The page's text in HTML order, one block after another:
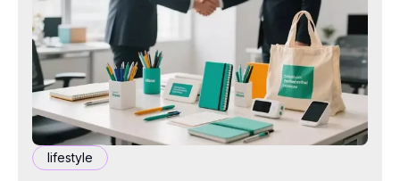
lifestyle